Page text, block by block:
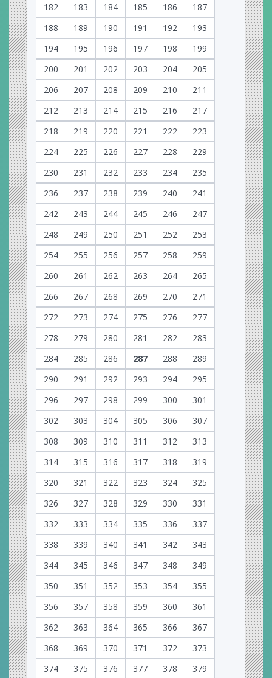
182
183 184 185 186
187
188
189 190 191 192
193
194
195 196 197 198
199
200
201 202 203 204
205
206
207 208 209 210
211
212
213 214 215 216
217
218
219 220 221 222
223
224
225 226 227 228
229
230
231 232 233 234
235
236
237 238 239 240
241
242
243 244 245 246
247
248
249 250 251 252
253
254
255 256 257 258
259
260
261 262 263 264
265
266
267 268 269 270
271
272
273 274 275 276
277
278
279 280 281 282
283
284
285 286 287 288
289
290
291 292 293 294
295
296
297 298 299 300
301
302
303 304 305 306
307
308
309 310 311 312
313
314
315 316 317 318
319
320
321 322 323 324
325
326
327 328 329 330
331
332
333 334 335 336
337
338
339 340 341 342
343
344
345 346 347 348
349
350
351 352 353 354
355
356
357 358 359 360
361
362
363 364 365 366
367
368
369 370 371 372
373
374
375 376 377 378 379